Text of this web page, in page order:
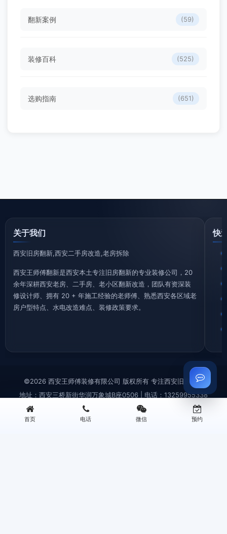
翻新案例 (59)
装修百科 (525)
选购指南 (651)
关于我们
西安旧房翻新,西安二手房改造,老房拆除
西安王师傅翻新是西安本土专注旧房翻新的专业装修公司，20
余年深耕西安老房、二手房、老小区翻新改造，团队有资深装
修设计师、拥有 20 + 年施工经验的老师傅、熟悉西安各区域老
房户型特点、水电改造难点、装修政策要求。
快
©2026 西安王师傅装修有限公司 版权所有 专注西安旧房翻新
地址：西安三桥新街华润万象城B座0506 | 电话：13259955338
西安旧房拆除|老房拆迁拆旧|砸墙铲墙|垃圾清运—王师傅装修
首页 电话 微信 预约